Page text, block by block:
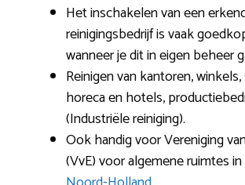
Het inschakelen van een
reinigingsbedrijf is vaak
wanneer je dit in eigen beheer
Reinigen van kantoren,
horeca en hotels,
(Industriële reiniging).
Ook handig voor Vereniging
(VvE) voor algemene ruimtes